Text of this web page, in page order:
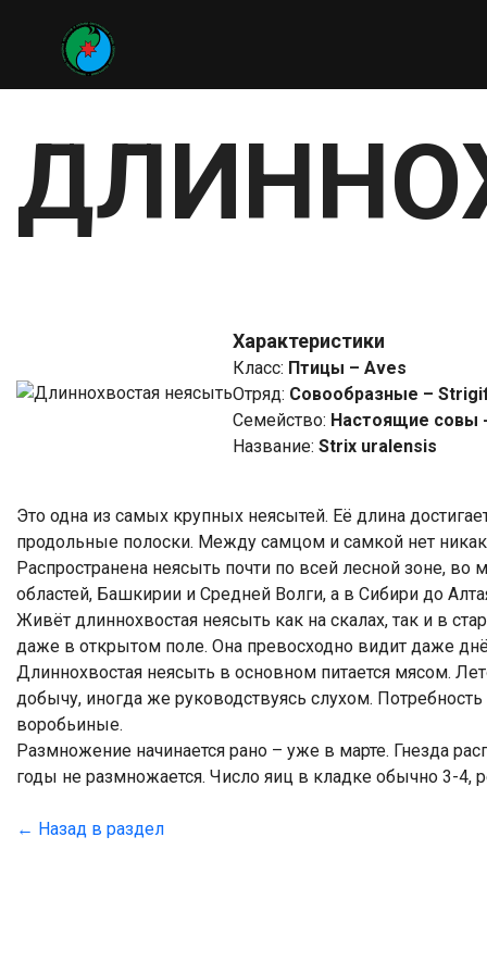
Характеристики
Класс: Птицы – Aves
Отряд: Совообразные –
Семейство: Настоящие совы
Название: Strix uralensis
Это одна из самых крупных неясытей. Её длина
продольные полоски. Между самцом и самкой нет
Распространена неясыть почти по всей лесной зоне,
областей, Башкирии и Средней Волги, а в Сибири до
Живёт длиннохвостая неясыть как на скалах, так и в
даже в открытом поле. Она превосходно видит даже
Длиннохвостая неясыть в основном питается мясом.
добычу, иногда же руководствуясь слухом.
воробьиные.
Размножение начинается рано – уже в марте. Гнезда
годы не размножается. Число яиц в кладке обычно 3-4,
← Назад в раздел